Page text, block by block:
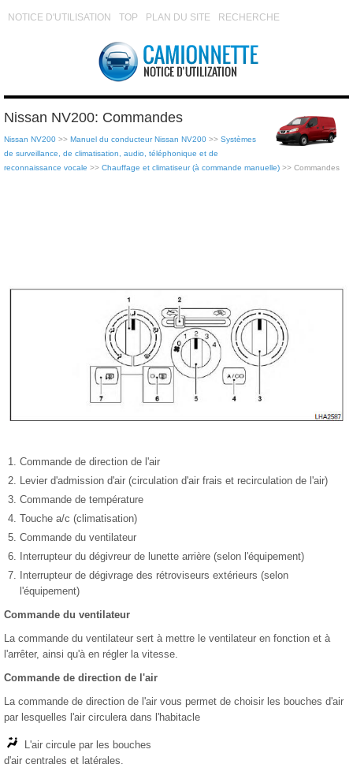
NOTICE D'UTILISATION TOP PLAN DU SITE RECHERCHE
Nissan NV200: Commandes
Nissan NV200 >> Manuel du conducteur Nissan NV200 >> Systèmes
de surveillance, de climatisation, audio, téléphonique et de
reconnaissance vocale >> Chauffage et climatiseur (à commande manuelle) >> Commandes
Commande de direction de l'air
Levier d'admission d'air (circulation d'air frais et recirculation de l'air)
Commande de température
Touche a/c (climatisation)
Commande du ventilateur
Interrupteur du dégivreur de lunette arrière (selon l'équipement)
Interrupteur de dégivrage des rétroviseurs extérieurs (selon
l'équipement)
Commande du ventilateur
La commande du ventilateur sert à mettre le ventilateur en fonction et à
l'arrêter, ainsi qu'à en régler la vitesse.
Commande de direction de l'air
La commande de direction de l'air vous permet de choisir les bouches d'air
par lesquelles l'air circulera dans l'habitacle
L'air circule par les bouches
d'air centrales et latérales.